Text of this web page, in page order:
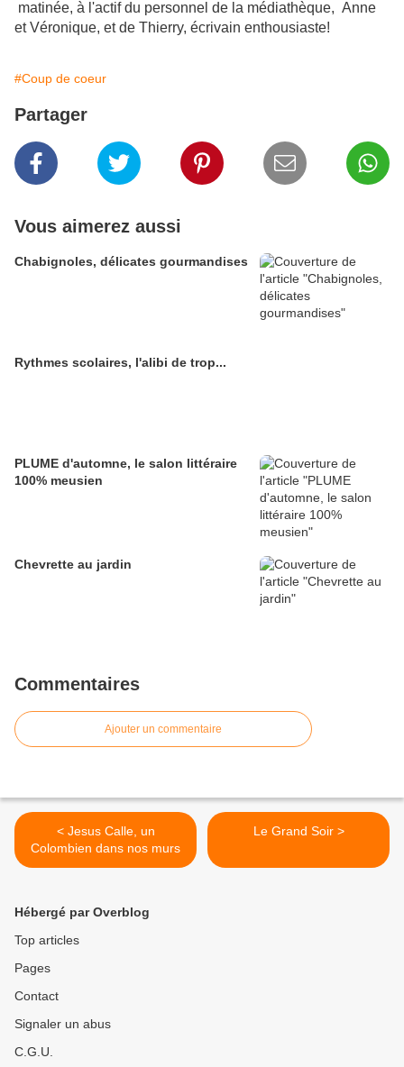
matinée, à l'actif du personnel de la médiathèque, Anne
et Véronique, et de Thierry, écrivain enthousiaste!
#Coup de coeur
Partager
Vous aimerez aussi
Chabignoles, délicates gourmandises
Rythmes scolaires, l'alibi de trop...
PLUME d'automne, le salon littéraire
100% meusien
Chevrette au jardin
Commentaires
Ajouter un commentaire
< Jesus Calle, un
Colombien dans nos murs
Le Grand Soir >
Hébergé par Overblog
Top articles
Pages
Contact
Signaler un abus
C.G.U.